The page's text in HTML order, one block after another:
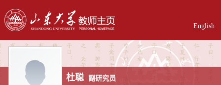
English
杜聪 副研究员